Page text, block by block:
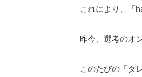
これにより、「
昨今、選考のオ
このたびの「タ